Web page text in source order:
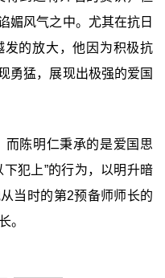
媚风气之中。尤其在抗日
的放大，他因为积极抗
勇猛，展现出极强的爱国
陈明仁秉承的是爱国思
犯上”的行为，以明升暗
当时的第2预备师师长的
。